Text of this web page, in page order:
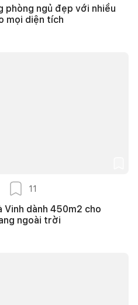
phòng ngủ đẹp với nhiều
mọi diện tích
11
Vinh dành 450m2 cho
ngoài trời